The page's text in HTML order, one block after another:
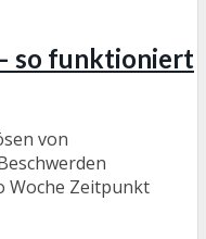
so funktioniert
von
Woche Zeitpunkt